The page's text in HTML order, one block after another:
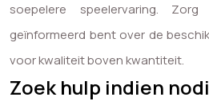
soepelere speelervaring.
geïnformeerd bent over de
voor kwaliteit boven kwantiteit.
Zoek hulp indien